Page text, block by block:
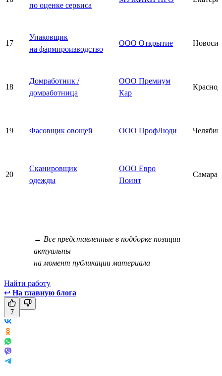
по оценке сервиса
17
Упаковщик
на фармпроизводство
ООО Открытие
18
Домработник /
домработница
ООО Премиум
Кар
19 Фасовщик овощей ООО ПрофЛюди
20
Сканировщик
одежды
ООО Евро
Поинт
Самара
→ Все представленные в подборке позиции
актуальны
на момент публикации материала
Найти работу
↩ На главную блога
7